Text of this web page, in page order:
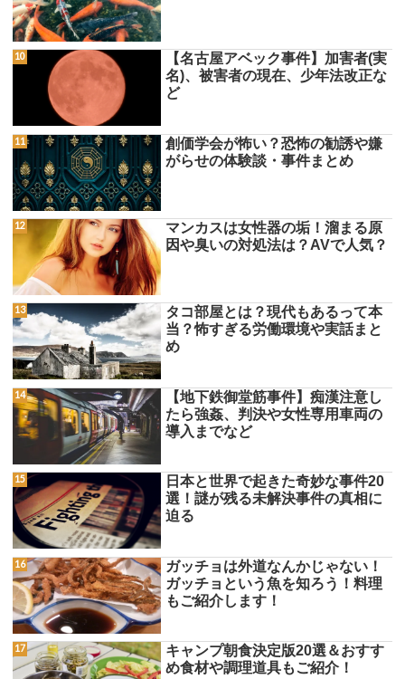
【名古屋アベック事件】加害者(実
名)、被害者の現在、少年法改正な
ど
創価学会が怖い？恐怖の勧誘や嫌
がらせの体験談・事件まとめ
マンカスは女性器の垢！溜まる原
因や臭いの対処法は？AVで人気？
タコ部屋とは？現代もあるって本
当？怖すぎる労働環境や実話まと
め
【地下鉄御堂筋事件】痴漢注意し
たら強姦、判決や女性専用車両の
導入までなど
日本と世界で起きた奇妙な事件20
選！謎が残る未解決事件の真相に
迫る
ガッチョは外道なんかじゃない！
ガッチョという魚を知ろう！料理
もご紹介します！
キャンプ朝食決定版20選＆おすす
め食材や調理道具もご紹介！